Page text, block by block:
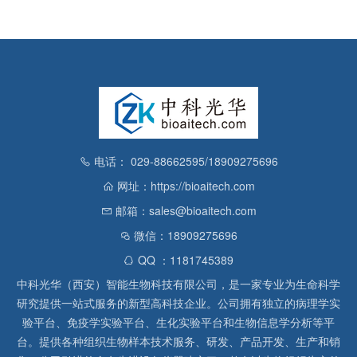
电话： 029-88662595/18909275696
网址：https://bioaitech.com
邮箱：sales@bioaitech.com
微信：18909275696
QQ ：1181745389
中科光华（西安）智能生物科技有限公司，是一家专业为生命科学
研究提供一站式服务的新型高科技企业。公司拥有独立的病理学实
验平台、免疫学实验平台、生化实验平台和生物信息学分析等平
台。提供各种组织生物样本技术服务、研发、产品开发、生产和销